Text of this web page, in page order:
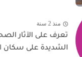
منذ 2 سنة
تعرف على الآثار
الشديدة على سكان